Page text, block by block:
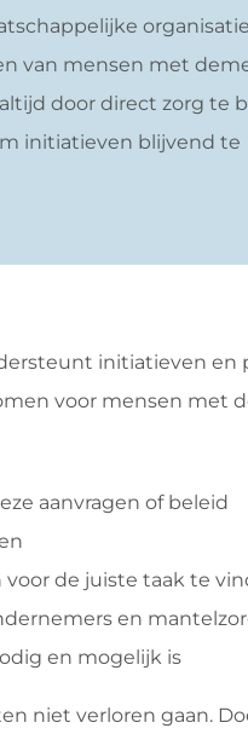
van mensen met
door direct zorg te
initiatieven blijvend te
initiatieven
voor mensen met
aanvragen of beleid
de juiste taak te
en
en mogelijk is
niet verloren gaan.